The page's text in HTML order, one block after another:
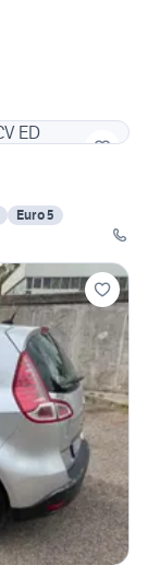
Euro 5